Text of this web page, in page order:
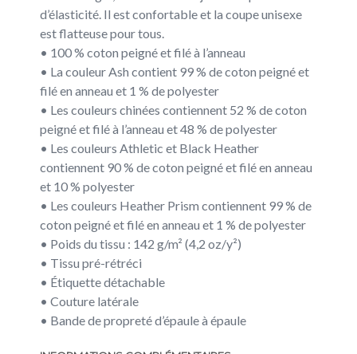
d’élasticité. Il est confortable et la coupe unisexe
est flatteuse pour tous.
• 100 % coton peigné et filé à l’anneau
• La couleur Ash contient 99 % de coton peigné et
filé en anneau et 1 % de polyester
• Les couleurs chinées contiennent 52 % de coton
peigné et filé à l’anneau et 48 % de polyester
• Les couleurs Athletic et Black Heather
contiennent 90 % de coton peigné et filé en anneau
et 10 % polyester
• Les couleurs Heather Prism contiennent 99 % de
coton peigné et filé en anneau et 1 % de polyester
• Poids du tissu : 142 g/m² (4,2 oz/y²)
• Tissu pré-rétréci
• Étiquette détachable
• Couture latérale
• Bande de propreté d’épaule à épaule